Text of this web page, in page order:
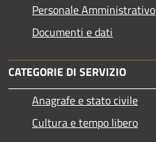
Personale Amministrativo
Documenti e dati
CATEGORIE DI SERVIZIO
Anagrafe e stato civile
Cultura e tempo libero